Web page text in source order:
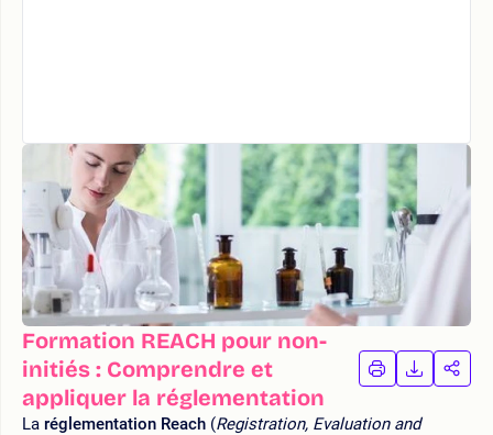
Formation REACH pour non-
initiés : Comprendre et
appliquer la réglementation
IMPRIMER
LA
LA
La réglementation Reach (Registration, Evaluation and